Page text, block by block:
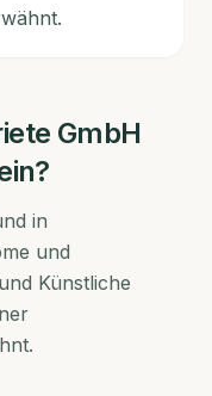
GmbH
in
und
Künstliche